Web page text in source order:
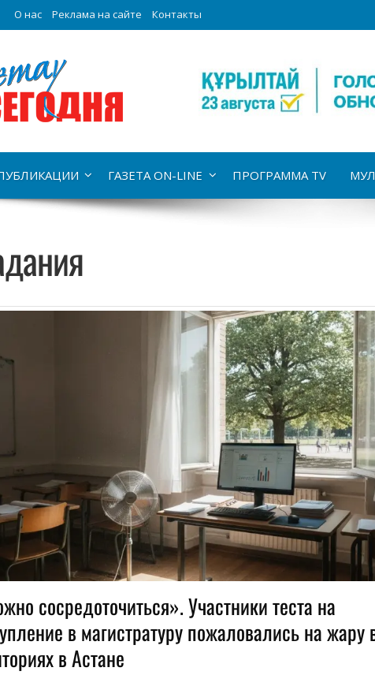
О нас Реклама на сайте Контакты
ГАЗЕТА ON-LINE ПРОГРАММА TV
сосредоточиться». Участники теста на
в магистратуру пожаловались на жару
в Астане